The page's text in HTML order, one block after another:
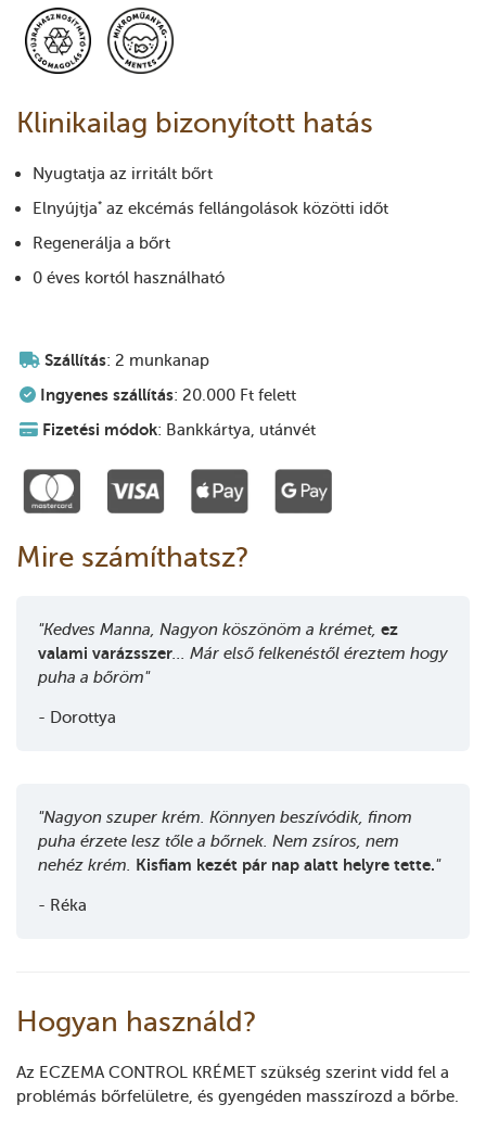
Mire számíthatsz?
"Kedves Manna, Nagyon köszönöm a krémet, ez
valami varázsszer... Már első felkenéstől éreztem hogy
puha a bőröm"
- Dorottya
"Nagyon szuper krém. Könnyen beszívódik, finom
puha érzete lesz tőle a bőrnek. Nem zsíros, nem
nehéz krém. Kisfiam kezét pár nap alatt helyre tette."
- Réka
Hogyan használd?
Az ECZEMA CONTROL KRÉMET szükség szerint vidd fel a
problémás bőrfelületre, és gyengéden masszírozd a bőrbe.
Klinikailag bizonyított hatás
Nyugtatja az irritált bőrt
Elnyújtja* az ekcémás fellángolások közötti időt
Regenerálja a bőrt
0 éves kortól használható
Szállítás: 2 munkanap
Ingyenes szállítás: 20.000 Ft felett
Fizetési módok: Bankkártya, utánvét